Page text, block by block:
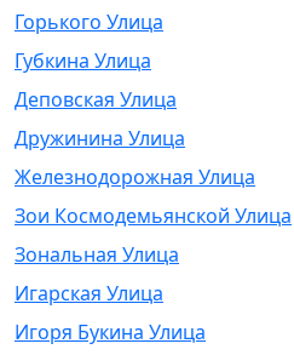
Горького Улица
Губкина Улица
Деповская Улица
Дружинина Улица
Железнодорожная Улица
Зои Космодемьянской Улица
Зональная Улица
Игарская Улица
Игоря Букина Улица